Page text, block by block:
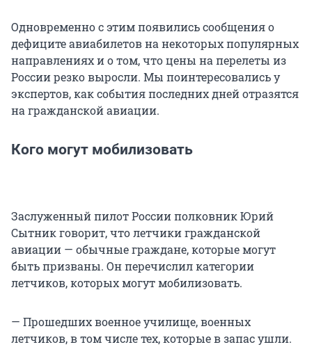
Одновременно с этим появились сообщения о
дефиците авиабилетов на некоторых популярных
направлениях и о том, что цены на перелеты из
России резко выросли. Мы поинтересовались у
экспертов, как события последних дней отразятся
на гражданской авиации.
Кого могут мобилизовать
Заслуженный пилот России полковник Юрий
Сытник говорит, что летчики гражданской
авиации — обычные граждане, которые могут
быть призваны. Он перечислил категории
летчиков, которых могут мобилизовать.
— Прошедших военное училище, военных
летчиков, в том числе тех, которые в запас ушли.